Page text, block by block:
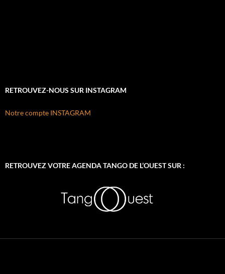
RETROUVEZ-NOUS SUR INSTAGRAM
Notre compte INSTAGRAM
RETROUVEZ VOTRE AGENDA TANGO DE L’OUEST SUR :